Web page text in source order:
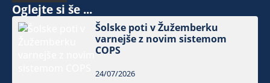
Oglejte si še ...
Šolske poti v Žužemberku
varnejše z novim sistemom
COPS
24/07/2026